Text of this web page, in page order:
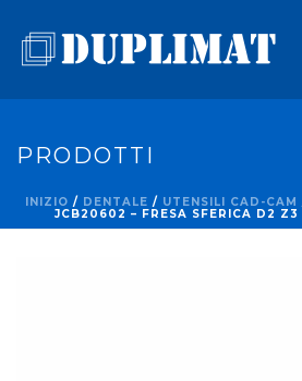
PRODOTTI
INIZIO / DENTALE / UTENSILI CAD-CAM
JCB20602 – FRESA SFERICA D2 Z3